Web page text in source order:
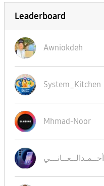
Leaderboard
Awniokdeh
System_Kitchen
Mhmad-Noor
أحــمـدالــعــانـــي